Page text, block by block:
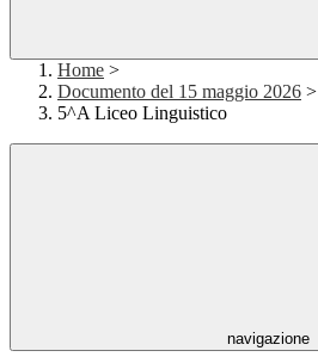
Home >
Documento del 15 maggio 2026 >
5^A Liceo Linguistico
navigazione